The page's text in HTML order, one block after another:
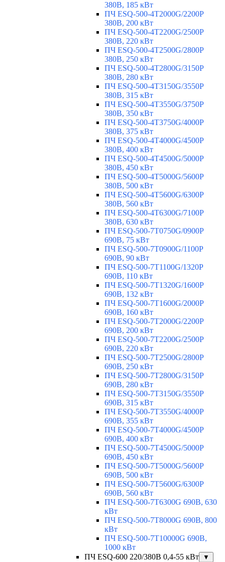
380В, 185 кВт
ПЧ ESQ-500-4T2000G/2200P
380В, 200 кВт
ПЧ ESQ-500-4T2200G/2500P
380В, 220 кВт
ПЧ ESQ-500-4T2500G/2800P
380В, 250 кВт
ПЧ ESQ-500-4T2800G/3150P
380В, 280 кВт
ПЧ ESQ-500-4T3150G/3550P
380В, 315 кВт
ПЧ ESQ-500-4T3550G/3750P
380В, 350 кВт
ПЧ ESQ-500-4T3750G/4000P
380В, 375 кВт
ПЧ ESQ-500-4T4000G/4500P
380В, 400 кВт
ПЧ ESQ-500-4T4500G/5000P
380В, 450 кВт
ПЧ ESQ-500-4T5000G/5600P
380В, 500 кВт
ПЧ ESQ-500-4T5600G/6300P
380В, 560 кВт
ПЧ ESQ-500-4T6300G/7100P
380В, 630 кВт
ПЧ ESQ-500-7T0750G/0900P
690В, 75 кВт
ПЧ ESQ-500-7T0900G/1100P
690В, 90 кВт
ПЧ ESQ-500-7T1100G/1320P
690В, 110 кВт
ПЧ ESQ-500-7T1320G/1600P
690В, 132 кВт
ПЧ ESQ-500-7T1600G/2000P
690В, 160 кВт
ПЧ ESQ-500-7T2000G/2200P
690В, 200 кВт
ПЧ ESQ-500-7T2200G/2500P
690В, 220 кВт
ПЧ ESQ-500-7T2500G/2800P
690В, 250 кВт
ПЧ ESQ-500-7T2800G/3150P
690В, 280 кВт
ПЧ ESQ-500-7T3150G/3550P
690В, 315 кВт
ПЧ ESQ-500-7T3550G/4000P
690В, 355 кВт
ПЧ ESQ-500-7T4000G/4500P
690В, 400 кВт
ПЧ ESQ-500-7T4500G/5000P
690В, 450 кВт
ПЧ ESQ-500-7T5000G/5600P
690В, 500 кВт
ПЧ ESQ-500-7T5600G/6300P
690В, 560 кВт
ПЧ ESQ-500-7T6300G 690В, 630
кВт
ПЧ ESQ-500-7T8000G 690В, 800
кВт
ПЧ ESQ-500-7T10000G 690В,
1000 кВт
ПЧ ESQ-600 220/380В 0,4-55 кВт
▼